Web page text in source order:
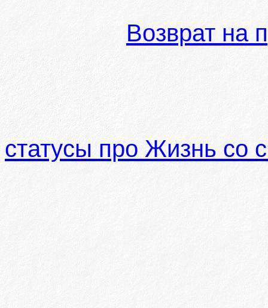
Возврат на
статусы про Жизнь со